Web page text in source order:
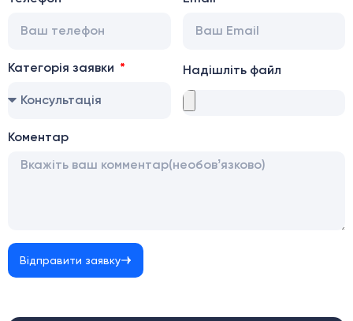
Категорія заявки Надішліть файл
Коментар
Відправити заявку